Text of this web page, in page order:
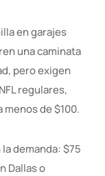
en garajes
una caminata
pero exigen
regulares,
de $100.
demanda: $75
Dallas o